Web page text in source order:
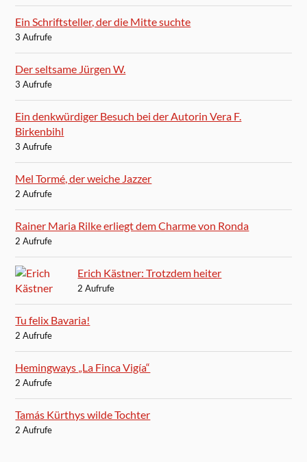
Ein Schriftsteller, der die Mitte suchte
3 Aufrufe
Der seltsame Jürgen W.
3 Aufrufe
Ein denkwürdiger Besuch bei der Autorin Vera F.
Birkenbihl
3 Aufrufe
Mel Tormé, der weiche Jazzer
2 Aufrufe
Rainer Maria Rilke erliegt dem Charme von Ronda
2 Aufrufe
Erich Kästner: Trotzdem heiter
2 Aufrufe
Tu felix Bavaria!
2 Aufrufe
Hemingways „La Finca Vigía“
2 Aufrufe
Tamás Kürthys wilde Tochter
2 Aufrufe